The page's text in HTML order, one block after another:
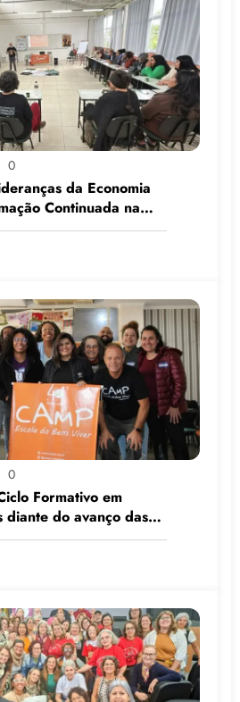
0
da Economia
Continuada na
do MST, em
0
Formativo em
diante do avanço das